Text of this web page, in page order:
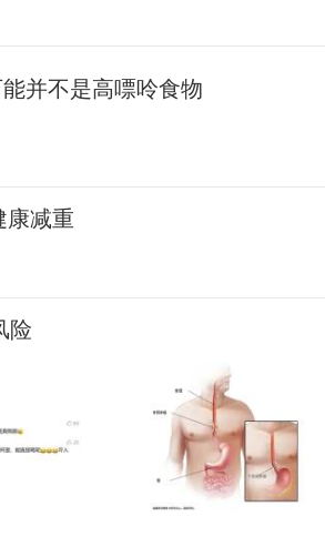
并不是高嘌呤食物
康减重
险